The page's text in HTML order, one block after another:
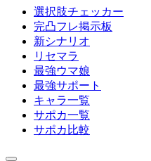
選択肢チェッカー
完凸フレ掲示板
新シナリオ
リセマラ
最強ウマ娘
最強サポート
キャラ一覧
サポカ一覧
サポカ比較